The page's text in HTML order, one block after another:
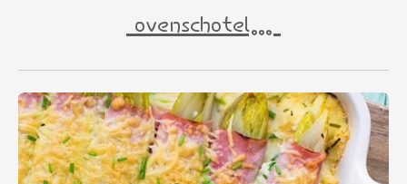
ovenschotel...